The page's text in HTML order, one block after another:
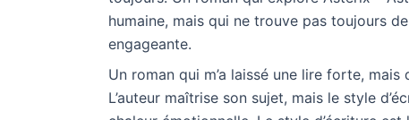
humaine, mais qui ne trouve pas toujours
engageante.
Un roman qui m’a laissé une lire forte,
L’auteur maîtrise son sujet, mais le style